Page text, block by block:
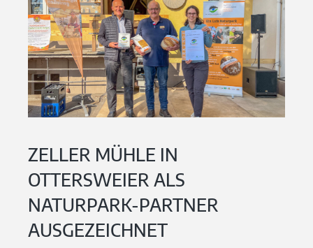
ZELLER MÜHLE IN
OTTERSWEIER ALS
NATURPARK-PARTNER
AUSGEZEICHNET